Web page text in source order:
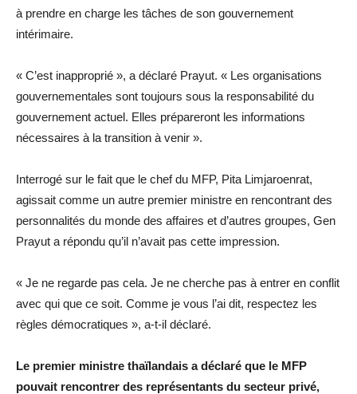
à prendre en charge les tâches de son gouvernement
intérimaire.
« C’est inapproprié », a déclaré Prayut. « Les organisations
gouvernementales sont toujours sous la responsabilité du
gouvernement actuel. Elles prépareront les informations
nécessaires à la transition à venir ».
Interrogé sur le fait que le chef du MFP, Pita Limjaroenrat,
agissait comme un autre premier ministre en rencontrant des
personnalités du monde des affaires et d’autres groupes, Gen
Prayut a répondu qu’il n’avait pas cette impression.
« Je ne regarde pas cela. Je ne cherche pas à entrer en conflit
avec qui que ce soit. Comme je vous l’ai dit, respectez les
règles démocratiques », a-t-il déclaré.
Le premier ministre thaïlandais a déclaré que le MFP
pouvait rencontrer des représentants du secteur privé,